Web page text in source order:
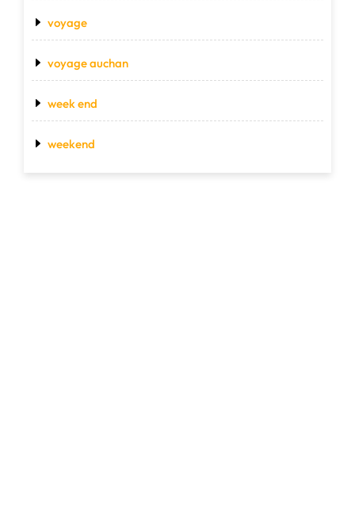
voyage
voyage auchan
week end
weekend